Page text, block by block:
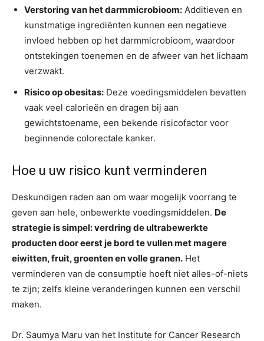
Verstoring van het darmmicrobioom: Additieven en
kunstmatige ingrediënten kunnen een negatieve
invloed hebben op het darmmicrobioom, waardoor
ontstekingen toenemen en de afweer van het lichaam
verzwakt.
Risico op obesitas: Deze voedingsmiddelen bevatten
vaak veel calorieën en dragen bij aan
gewichtstoename, een bekende risicofactor voor
beginnende colorectale kanker.
Hoe u uw risico kunt verminderen
Deskundigen raden aan om waar mogelijk voorrang te
geven aan hele, onbewerkte voedingsmiddelen. De
strategie is simpel: verdring de ultrabewerkte
producten door eerst je bord te vullen met magere
eiwitten, fruit, groenten en volle granen. Het
verminderen van de consumptie hoeft niet alles-of-niets
te zijn; zelfs kleine veranderingen kunnen een verschil
maken.
Dr. Saumya Maru van het Institute for Cancer Research